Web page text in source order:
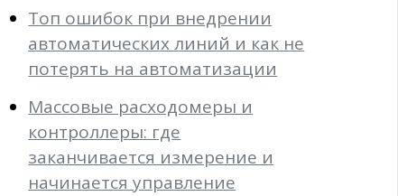
Топ ошибок при внедрении
автоматических линий и как не
потерять на автоматизации
Массовые расходомеры и
контроллеры: где
заканчивается измерение и
начинается управление